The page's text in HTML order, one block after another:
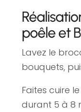
poêle et
Lavez le
bouquets,
Faites cuire
durant 5 à 8